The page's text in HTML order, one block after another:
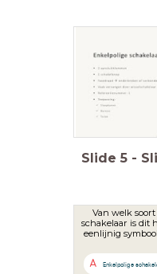
Slide 5 -
Van welk soort
schakelaar is dit
eenlijnig
A Enkelpolige